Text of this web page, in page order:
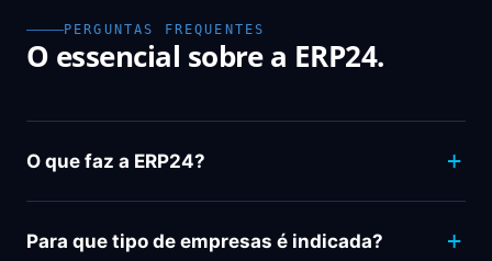
PERGUNTAS FREQUENTES
O essencial sobre a ERP24.
O que faz a ERP24?
Para que tipo de empresas é indicada?